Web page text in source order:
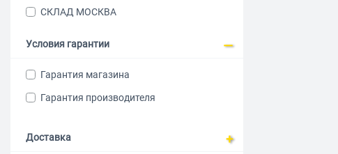
СКЛАД МОСКВА
Условия гарантии
Гарантия магазина
Гарантия производителя
Доставка